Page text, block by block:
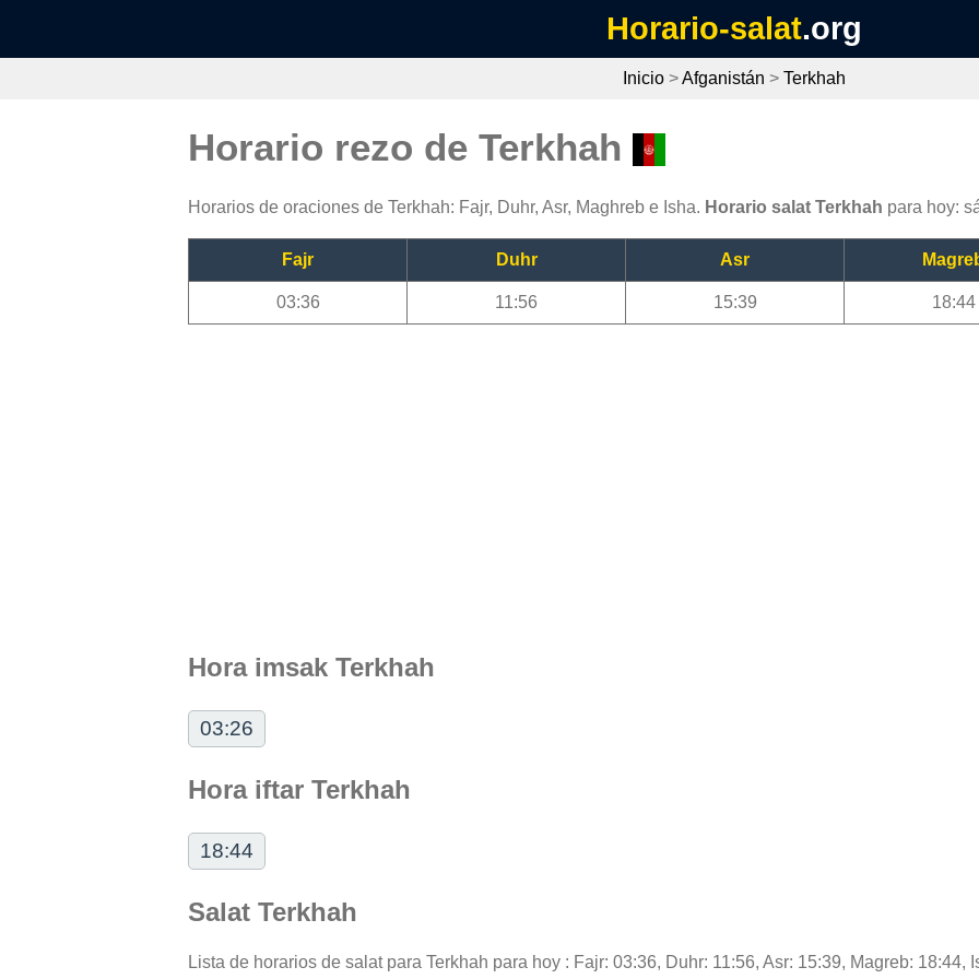
Horario-salat.org
Inicio >Afganistán > Terkhah
Horario rezo de Terkhah
Horarios de oraciones de Terkhah: Fajr, Duhr, Asr, Maghreb e Isha. Horario salat Terkhah para hoy:
Fajr Duhr Asr
03:36 11:56 15:39 18:44
Hora imsak Terkhah
03:26
Hora iftar Terkhah
18:44
Salat Terkhah
Lista de horarios de salat para Terkhah para hoy : Fajr: 03:36, Duhr: 11:56, Asr: 15:39, Magreb: 18:44,